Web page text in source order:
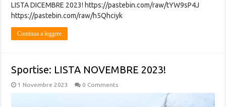
LISTA DICEMBRE 2023! https://pastebin.com/raw/tYW9sP4J
https://pastebin.com/raw/h5Qhciyk
Continua a leggere
Sportise: LISTA NOVEMBRE 2023!
1 Novembre 2023 0 Comments